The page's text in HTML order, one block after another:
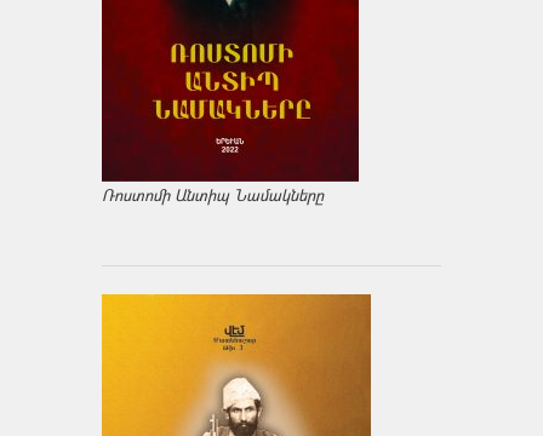
Ռոստոմի Անտիպ Նամակները